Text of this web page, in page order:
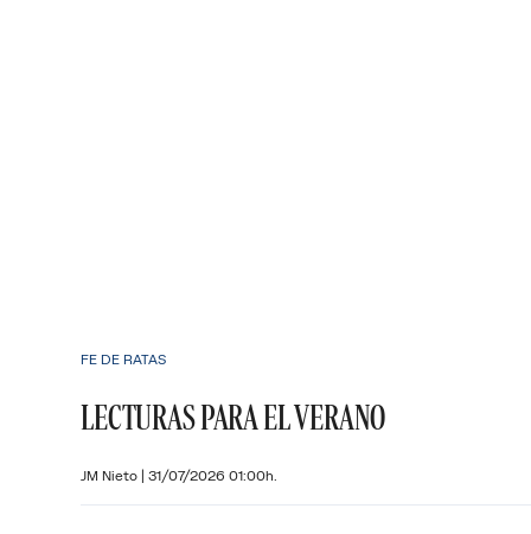
FE DE RATAS
LECTURAS PARA EL VERANO
JM Nieto | 31/07/2026 01:00h.